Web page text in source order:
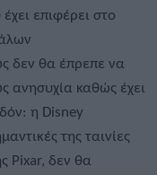
επιφέρει στο
δεν θα έπρεπε να
ανησυχία καθώς έχει
η Disney
της ταινίες
Pixar, δεν θα